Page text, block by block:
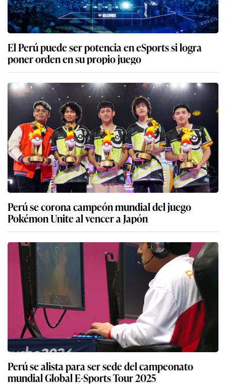
El Perú puede ser potencia en eSports si logra
poner orden en su propio juego
Perú se corona campeón mundial del juego
Pokémon Unite al vencer a Japón
Perú se alista para ser sede del campeonato
mundial Global E-Sports Tour 2025